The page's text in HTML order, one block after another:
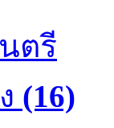
ตรี
(16)